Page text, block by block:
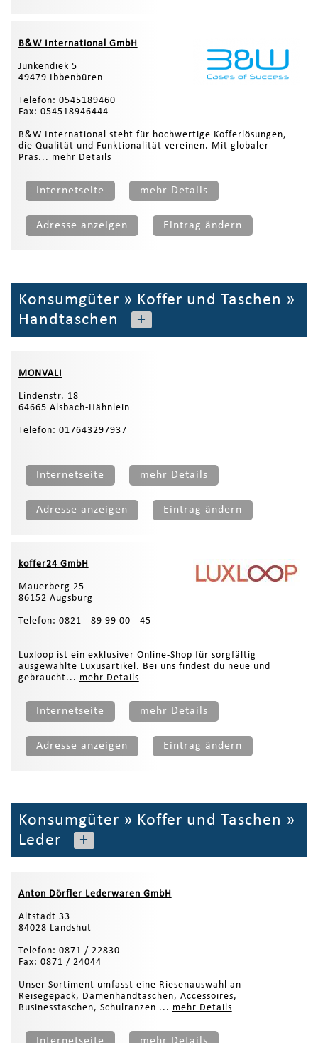
B&W International GmbH
Junkendiek 5
49479 Ibbenbüren
Telefon: 0545189460
Fax: 054518946444
B&W International steht für hochwertige Kofferlösungen,
die Qualität und Funktionalität vereinen. Mit globaler
Präs... mehr Details
Internetseite mehr Details
Adresse anzeigen Eintrag ändern
Konsumgüter » Koffer und Taschen »
Handtaschen
+
MONVALI
Lindenstr. 18
64665 Alsbach-Hähnlein
Telefon: 017643297937
Internetseite mehr Details
Adresse anzeigen Eintrag ändern
koffer24 GmbH
Mauerberg 25
86152 Augsburg
Telefon: 0821 - 89 99 00 - 45
Luxloop ist ein exklusiver Online-Shop für sorgfältig
ausgewählte Luxusartikel. Bei uns findest du neue und
gebraucht... mehr Details
Internetseite mehr Details
Adresse anzeigen Eintrag ändern
Konsumgüter » Koffer und Taschen »
Leder
+
Anton Dörfler Lederwaren GmbH
Altstadt 33
84028 Landshut
Telefon: 0871 / 22830
Fax: 0871 / 24044
Unser Sortiment umfasst eine Riesenauswahl an
Reisegepäck, Damenhandtaschen, Accessoires,
Businesstaschen, Schulranzen ... mehr Details
Internetseite mehr Details